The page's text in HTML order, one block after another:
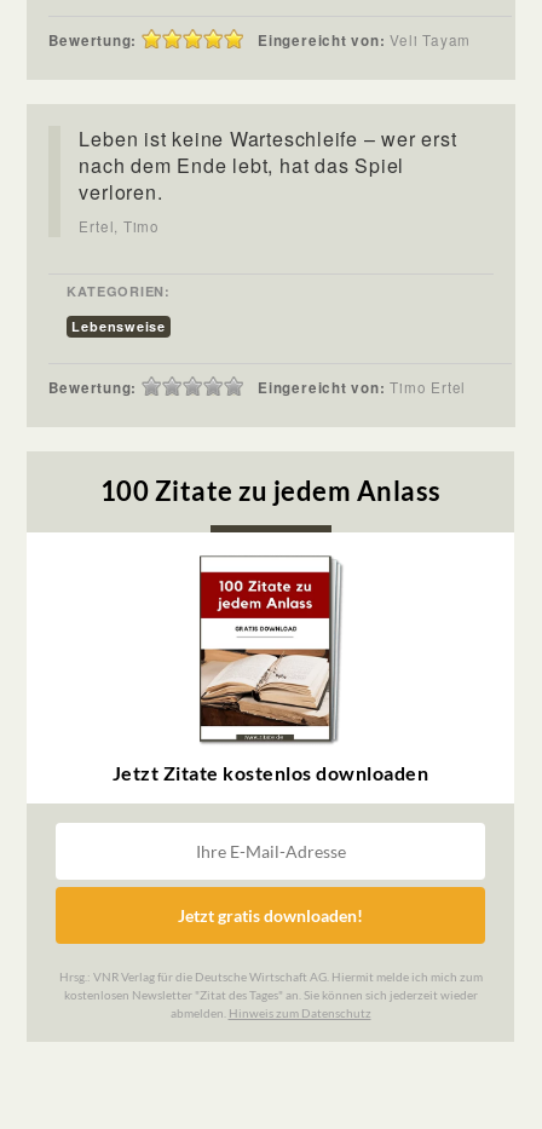
Bewertung: Eingereicht von:Veli Tayam
Leben ist keine Warteschleife – wer erst
nach dem Ende lebt, hat das Spiel
verloren.
Ertel, Timo
KATEGORIEN:
Lebensweise
Bewertung: Eingereicht von:Timo Ertel